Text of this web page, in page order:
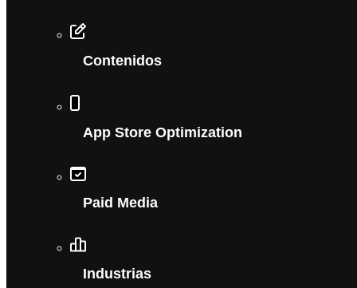
Contenidos
App Store Optimization
Paid Media
Industrias